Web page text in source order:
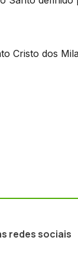
Cristo dos
redes sociais